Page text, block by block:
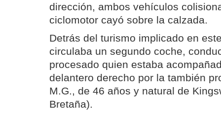
dirección, ambos vehículos
ciclomotor cayó sobre la calzada.
Detrás del turismo implicado en
circulaba un segundo coche,
procesado quien estaba
delantero derecho por la también
M.G., de 46 años y natural de
Bretaña).